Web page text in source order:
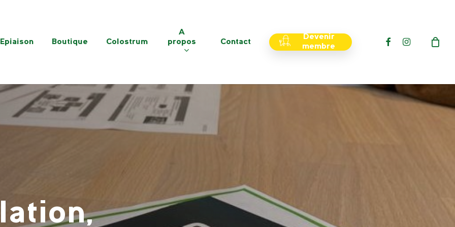
Epiaison Boutique Colostrum
A
propos Contact
Devenir
membre
facebookinstagram